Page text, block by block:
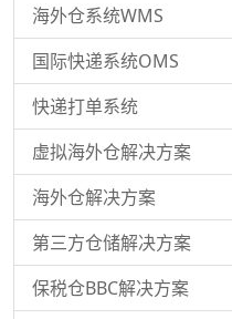
海外仓系统WMS
国际快递系统OMS
快递打单系统
虚拟海外仓解决方案
海外仓解决方案
第三方仓储解决方案
保税仓BBC解决方案